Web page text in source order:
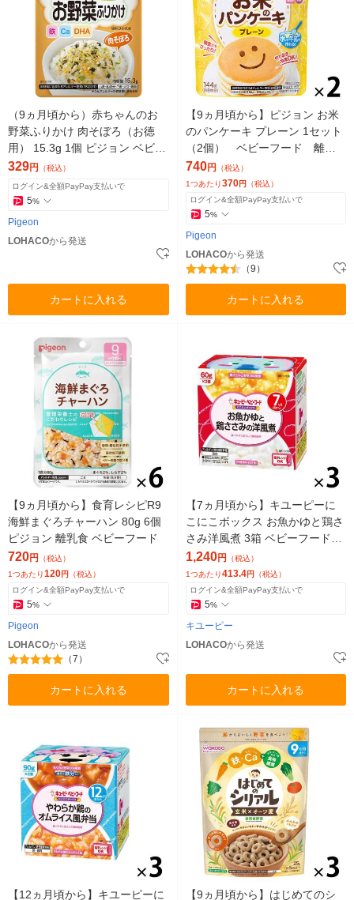
（9ヵ月頃から）赤ちゃんのお
野菜ふりかけ 肉そぼろ（お徳
用） 15.3g 1個 ピジョン ベビー
フード/離乳食
329円 （税込）
ログイン&全額PayPay支払いで
5%
Pigeon
LOHACOから発送
カートに入れる
【9ヵ月頃から】ピジョン お米
のパンケーキ プレーン 1セット
（2個） ベビーフード 離乳
食
740円
（税込）
1つあたり370円 （税込）
ログイン&全額PayPay支払いで
5%
Pigeon
LOHACOから発送
（9）
カートに入れる
【9ヵ月頃から】食育レシピR9
海鮮まぐろチャーハン 80g 6個
ピジョン 離乳食 ベビーフード
720円 （税込）
1つあたり120円 （税込）
ログイン&全額PayPay支払いで
5%
Pigeon
LOHACOから発送
（7）
カートに入れる
【7ヵ月頃から】キユーピーに
こにこボックス お魚かゆと鶏さ
さみ洋風煮 3箱 ベビーフード
離乳食
1,240円 （税込）
1つあたり413.4円 （税込）
ログイン&全額PayPay支払いで
5%
キユーピー
LOHACOから発送
カートに入れる
【12ヵ月頃から】キユーピーに 【9ヵ月頃から】はじめてのシ